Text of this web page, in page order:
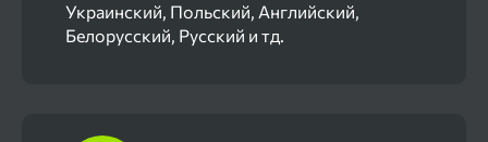
Украинский, Польский, Английский,
Белорусский, Русский и тд.